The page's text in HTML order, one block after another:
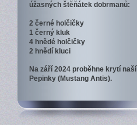
úžasných štěňátek dobrmanů:
2 černé holčičky
1 černý kluk
4 hnědé holčičky
2 hnědí kluci
Na září 2024 proběhne krytí naší
Pepinky (Mustang Antis).